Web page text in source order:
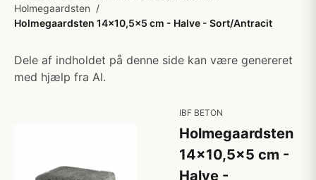
Holmegaardsten /
Holmegaardsten 14x10,5x5 cm - Halve - Sort/Antracit
Dele af indholdet på denne side kan være genereret
med hjælp fra AI.
IBF BETON
Holmegaardsten
14x10,5x5 cm -
Halve -